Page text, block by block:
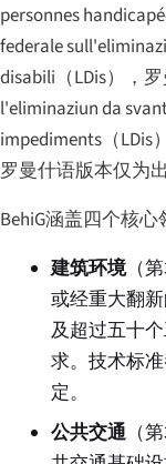
personnes
federale
disabili （LDis），
l'eliminaziun da
impediments （
罗曼什语版本仅为
BehiG涵盖四个核心
建筑环境（
或经重大翻
及超过五十
求。技术标
定。
公共交通 （